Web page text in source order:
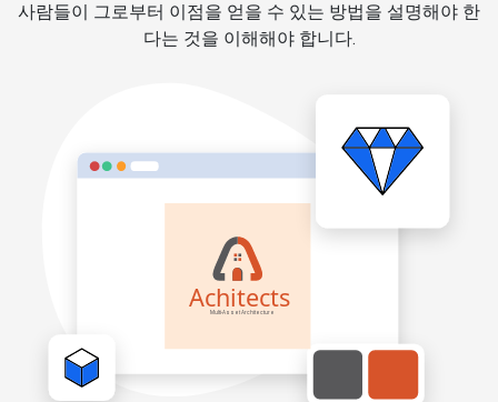
사람들이 그로부터 이점을 얻을 수 있는 방법을 설명해야 한
다는 것을 이해해야 합니다.